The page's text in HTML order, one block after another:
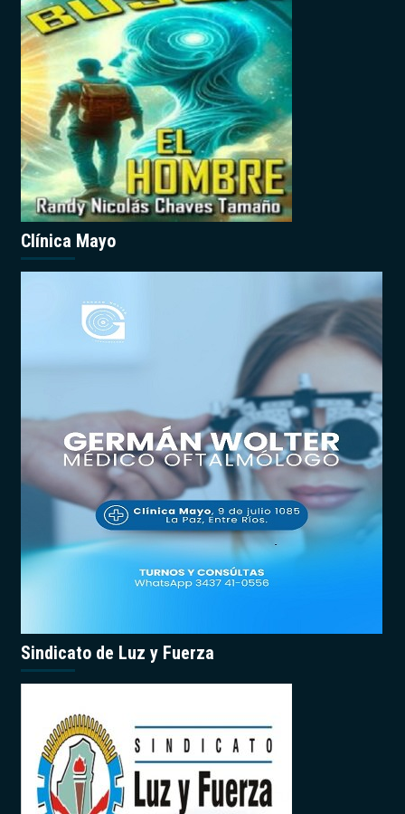
Clínica Mayo
Sindicato de Luz y Fuerza